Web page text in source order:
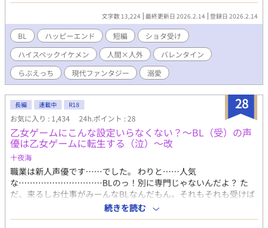
てくれた雪枝との出会いがきっかけでキスケはついに終の棲家を
手に入れたのだ！ 種族は違えど毎日が新婚さん気分で甘々ラブラ
ブ。 そして、今年はバレンタインにも挑戦してみることに…… キ
スケは無事バレンタインを完遂し、雪枝とイチャイチャできるの
か という、お話です。 前作、前々作を読んでからの方がわかりや
すいですが、単体でも読めます 前々作→「鬼は外」で追い出され
た鬼がなんだかんだで無事に嫁入りする話 前作→ショタコンお兄
る話
文字数 13,224 最終更新日 2026.2.14 登録日 2026.2.14
BL ハッピーエンド 短編
ショタ受け
ハイスペックイケメン
人間×人外
バレンタイン
らぶえっち
現代ファンタジー 溺愛
28
長編 連載中 R18
お気に入り : 1,434 24h.ポイント : 28
乙女ゲームにこんな設定いらなくない？〜BL（受）の声
優は乙女ゲームに転生する（泣）〜改
十夜海
職業は新人声優です……でした。 わりと……人気
な…………………………BLのっ！別に専門じゃないんだよ？ た
だ、来るしお仕事がみーんなBLなんだもん。それもそれも受けば
っかり。 BL用語ばかりに詳しくなる今日この頃。 そんな時にき
たお仕事！ やったね！乙女ゲームだよ！ 喜んだけど、もらった役
続きを読む